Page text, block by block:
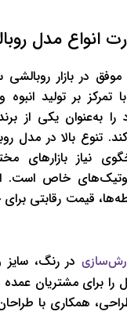
انواع مدل
موفق در بازار
تمرکز بر تولید
را به‌عنوان یکی از
تنوع بالا در مدل
نیاز بازارهای
بوتیک‌های خاص است.
قیمت رقابتی برای
در رنگ،
برای مشتریان عمده
همکاری با طراحان